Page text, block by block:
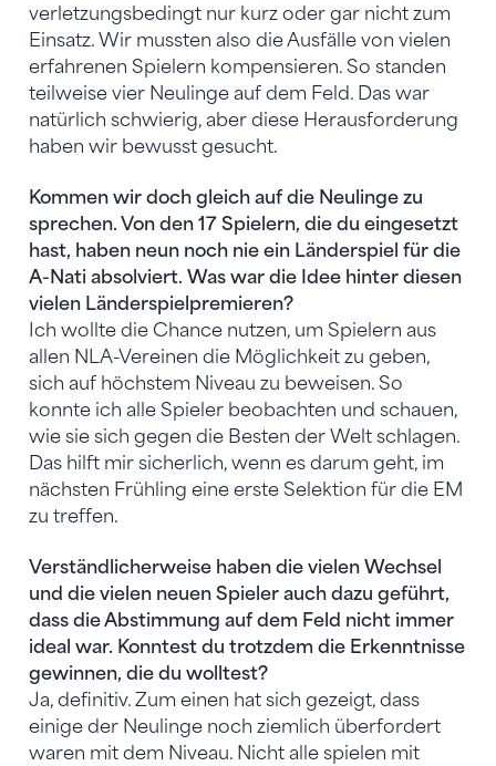
verletzungsbedingt nur kurz oder gar nicht zum
Einsatz. Wir mussten also die Ausfälle von vielen
erfahrenen Spielern kompensieren. So standen
teilweise vier Neulinge auf dem Feld. Das war
natürlich schwierig, aber diese Herausforderung
haben wir bewusst gesucht.
Kommen wir doch gleich auf die Neulinge zu
sprechen. Von den 17 Spielern, die du eingesetzt
hast, haben neun noch nie ein Länderspiel für die
A-Nati absolviert. Was war die Idee hinter diesen
vielen Länderspielpremieren?
Ich wollte die Chance nutzen, um Spielern aus
allen NLA-Vereinen die Möglichkeit zu geben,
sich auf höchstem Niveau zu beweisen. So
konnte ich alle Spieler beobachten und schauen,
wie sie sich gegen die Besten der Welt schlagen.
Das hilft mir sicherlich, wenn es darum geht, im
nächsten Frühling eine erste Selektion für die EM
zu treffen.
Verständlicherweise haben die vielen Wechsel
und die vielen neuen Spieler auch dazu geführt,
dass die Abstimmung auf dem Feld nicht immer
ideal war. Konntest du trotzdem die Erkenntnisse
gewinnen, die du wolltest?
Ja, definitiv. Zum einen hat sich gezeigt, dass
einige der Neulinge noch ziemlich überfordert
waren mit dem Niveau. Nicht alle spielen mit